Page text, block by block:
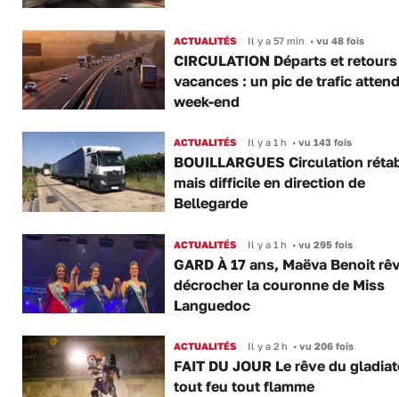
ACTUALITÉS Il y a 57 min •vu 48 fois
CIRCULATION Départs et
vacances : un pic de trafic
week-end
ACTUALITÉS Il y a 1 h •vu 143 fois
BOUILLARGUES Circulation
mais difficile en direction de
Bellegarde
ACTUALITÉS Il y a 1 h •vu 295 fois
GARD À 17 ans, Maëva Benoit
décrocher la couronne de Miss
Languedoc
ACTUALITÉS Il y a 2 h •vu 206 fois
FAIT DU JOUR Le rêve du
tout feu tout flamme